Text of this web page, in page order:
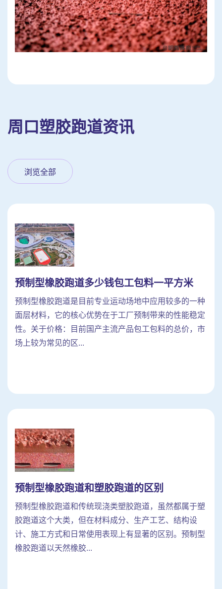
周口塑胶跑道资讯
浏览全部
预制型橡胶跑道多少钱包工包料一平方米
预制型橡胶跑道是目前专业运动场地中应用较多的一种
面层材料，它的核心优势在于工厂预制带来的性能稳定
性。关于价格：目前国产主流产品包工包料的总价，市
场上较为常见的区...
预制型橡胶跑道和塑胶跑道的区别
预制型橡胶跑道和传统现浇类塑胶跑道，虽然都属于塑
胶跑道这个大类，但在材料成分、生产工艺、结构设
计、施工方式和日常使用表现上有显著的区别。预制型
橡胶跑道以天然橡胶...